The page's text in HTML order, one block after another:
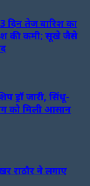
तेज बारिश का
की कमी; सूखे जैसे
ड्रॉ जारी, सिंधू-
को मिली आसान
राठौर ने लगाए